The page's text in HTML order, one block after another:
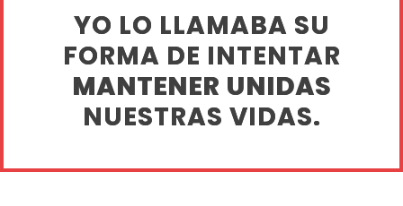
YO LO LLAMABA SU
FORMA DE INTENTAR
MANTENER UNIDAS
NUESTRAS VIDAS.